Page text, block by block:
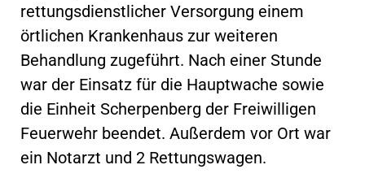
rettungsdienstlicher Versorgung einem
örtlichen Krankenhaus zur weiteren
Behandlung zugeführt. Nach einer Stunde
war der Einsatz für die Hauptwache sowie
die Einheit Scherpenberg der Freiwilligen
Feuerwehr beendet. Außerdem vor Ort war
ein Notarzt und 2 Rettungswagen.